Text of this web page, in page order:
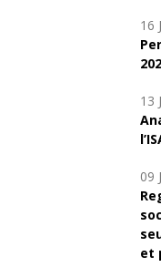
16
13
09
et